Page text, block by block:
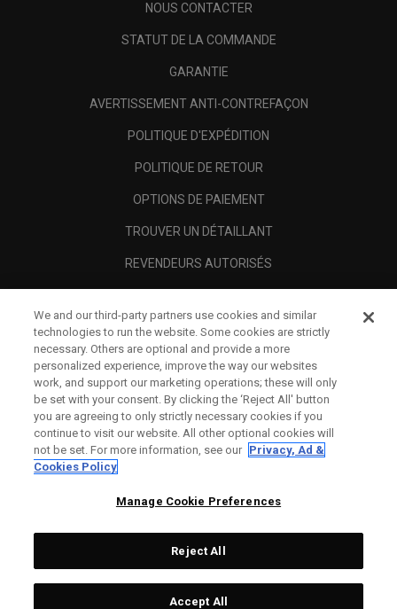
NOUS CONTACTER
STATUT DE LA COMMANDE
GARANTIE
AVERTISSEMENT ANTI-CONTREFAÇON
POLITIQUE D'EXPÉDITION
POLITIQUE DE RETOUR
OPTIONS DE PAIEMENT
TROUVER UN DÉTAILLANT
REVENDEURS AUTORISÉS
A PROPOS
MENTIONS LÉGALES
Topgolf Callaway Brands.
We and our third-party partners use cookies and similar
technologies to run the website. Some cookies are strictly
necessary. Others are optional and provide a more
personalized experience, improve the way our websites
work, and support our marketing operations; these will only
be set with your consent. By clicking the ‘Reject All' button
you are agreeing to only strictly necessary cookies if you
continue to visit our website. All other optional cookies will
not be set. For more information, see our Privacy, Ad &
Cookies Policy
Manage Cookie Preferences
Reject All
Accept All